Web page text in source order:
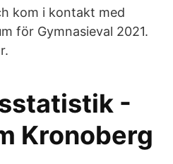
kom i kontakt med
för Gymnasieval 2021.
-
Kronoberg